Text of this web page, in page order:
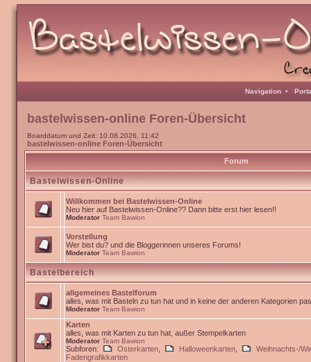
Navigation •
bastelwissen-online Foren-Übersicht
Boarddatum und Zeit: 10.08.2026, 11:42
bastelwissen-online Foren-Übersicht
Forum
Bastelwissen-Online
Willkommen bei Bastelwissen-Online
Neu hier auf Bastelwissen-Online?? Dann bitte erst hier lesen!!
Moderator Team Bawion
Vorstellung
Wer bist du? und die Bloggerinnen unseres Forums!
Moderator Team Bawion
Bastelbereich
allgemeines Bastelforum
alles, was mit Basteln zu tun hat und in keine der anderen Kategorien
Moderator Team Bawion
Karten
alles, was mit Karten zu tun hat, außer Stempelkarten
Moderator Team Bawion
Subforen: Osterkarten Halloweenkarten
Weihnachts-/
Fadengrafikkarten